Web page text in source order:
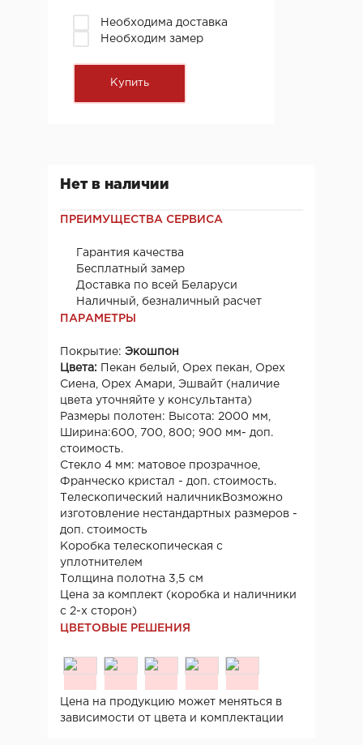
Необходима доставка
Необходим замер
Нет в наличии
ПРЕИМУЩЕСТВА СЕРВИСА
Гарантия качества
Бесплатный замер
Доставка по всей Беларуси
Наличный, безналичный расчет
ПАРАМЕТРЫ
Покрытие: Экошпон
Цвета: Пекан белый, Орех пекан, Орех
Сиена, Орех Амари, Эшвайт (наличие
цвета уточняйте у консультанта)
Размеры полотен: Высота: 2000 мм,
Ширина:600, 700, 800; 900 мм- доп.
стоимость.
Стекло 4 мм: матовое прозрачное,
Франческо кристал - доп. стоимость.
Телескопический наличникВозможно
изготовление нестандартных размеров -
доп. стоимость
Коробка телескопическая с
уплотнителем
Толщина полотна 3,5 см
Цена за комплект (коробка и наличники
с 2-х сторон)
ЦВЕТОВЫЕ РЕШЕНИЯ
Цена на продукцию может меняться в
зависимости от цвета и комплектации